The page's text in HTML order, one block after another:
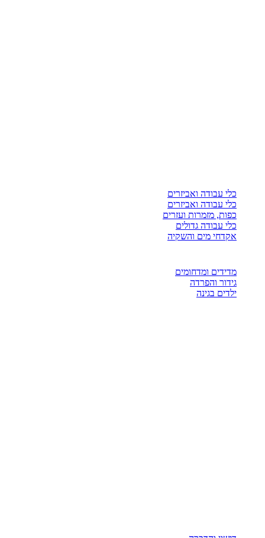
כלי עבודה ואביזרים
כלי עבודה ואביזרים
כפות, מזמרות ועזרים
כלי עבודה גדולים
אקדחי מים והשקיה
מדידים ומדחומים
גידור והפרדה
ילדים בגינה